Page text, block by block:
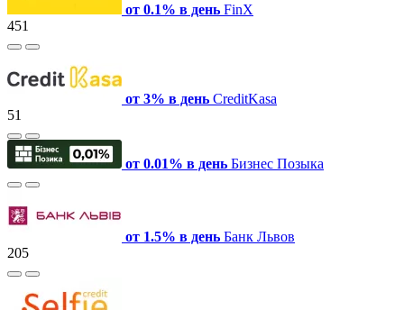
от 0.1% в день FinX
451
от 3% в день СreditKasa
51
от 0.01% в день Бизнес Позыка
от 1.5% в день Банк Львов
205